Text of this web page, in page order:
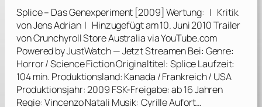
Splice – Das Genexperiment [2009] Wertung: | Kritik
von Jens Adrian | Hinzugefügt am 10. Juni 2010 Trailer
von Crunchyroll Store Australia via YouTube.com
Powered by JustWatch — Jetzt Streamen Bei: Genre:
Horror / Science Fiction Originaltitel: Splice Laufzeit:
104 min. Produktionsland: Kanada / Frankreich / USA
Produktionsjahr: 2009 FSK-Freigabe: ab 16 Jahren
Regie: Vincenzo Natali Musik: Cyrille Aufort…